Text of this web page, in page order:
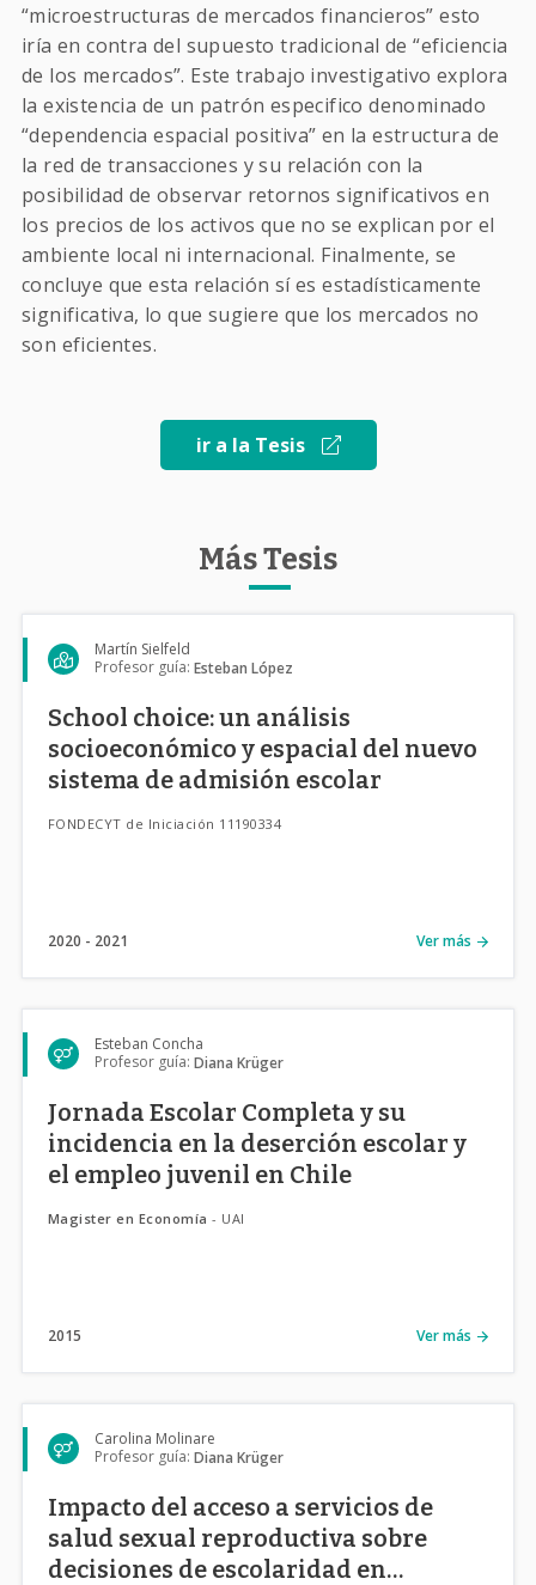
“microestructuras de mercados financieros” esto
iría en contra del supuesto tradicional de “eficiencia
de los mercados”. Este trabajo investigativo explora
la existencia de un patrón especifico denominado
“dependencia espacial positiva” en la estructura de
la red de transacciones y su relación con la
posibilidad de observar retornos significativos en
los precios de los activos que no se explican por el
ambiente local ni internacional. Finalmente, se
concluye que esta relación sí es estadísticamente
significativa, lo que sugiere que los mercados no
son eficientes.
ir a la Tesis
Más Tesis
Martín Sielfeld
Profesor guía: Esteban López
School choice: un análisis
socioeconómico y espacial del nuevo
sistema de admisión escolar
FONDECYT de Iniciación 11190334
2020 2021 Ver más
Esteban Concha
Profesor guía: Diana Krüger
Jornada Escolar Completa y su
incidencia en la deserción escolar y
el empleo juvenil en Chile
Magister en Economía- UAI
2015 Ver más
Carolina Molinare
Profesor guía: Diana Krüger
Impacto del acceso a servicios de
salud sexual reproductiva sobre
decisiones de escolaridad en